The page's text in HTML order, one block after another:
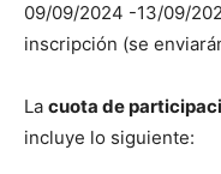
09/09/2024 -13/09/
inscripción (se
La cuota de
incluye lo siguiente: